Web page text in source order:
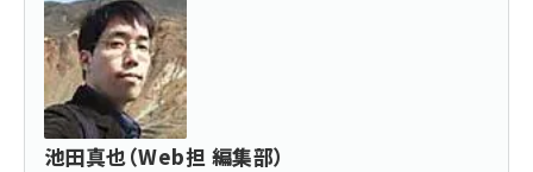
池田真也（Web担 編集部）